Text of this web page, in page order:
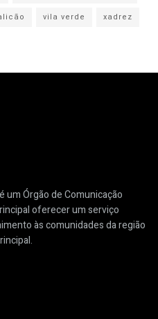
vila verde xadrez
um Órgão de Comunicação
oferecer um serviço
às comunidades da região